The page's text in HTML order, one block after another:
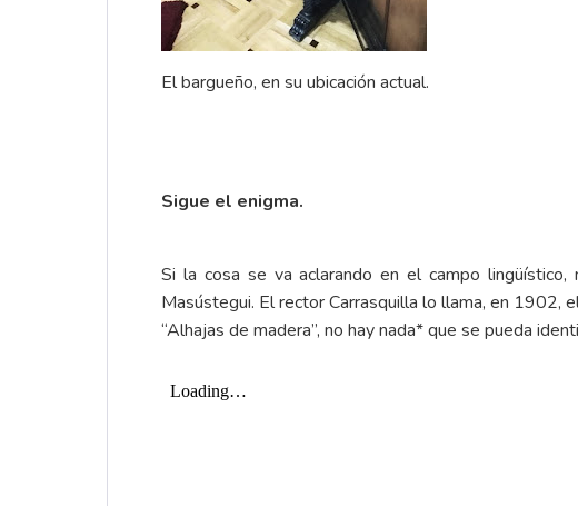
El bargueño, en su ubicación actual.
Sigue el enigma.
Si la cosa se va aclarando en el campo
Masústegui. El rector Carrasquilla lo llama, en 1902,
“Alhajas de madera”, no hay nada* que se pueda